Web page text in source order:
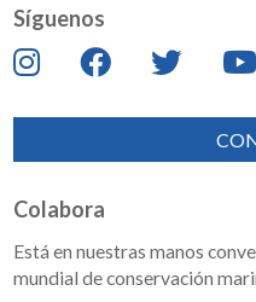
Síguenos
Colabora
Está en nuestras manos
mundial de conservación